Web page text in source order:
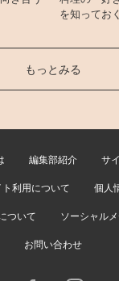
を知っておく
もっとみる
編集部紹介 サ
利用について 個人
ついて ソーシャル
お問い合わせ